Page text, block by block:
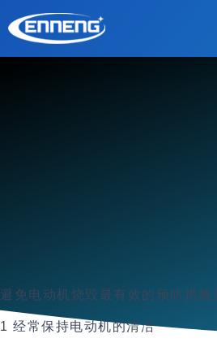
避免电动机烧毁最有效的预防措
1 经常保持电动机的清洁